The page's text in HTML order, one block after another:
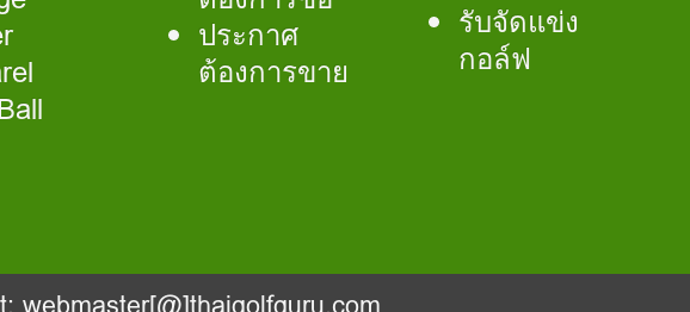
ประกาศ
ต้องการขาย
รับจัดแข่ง
กอล์ฟ